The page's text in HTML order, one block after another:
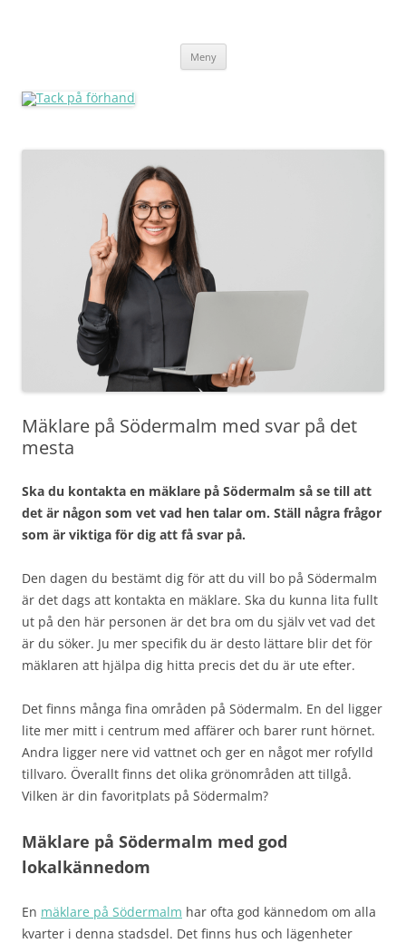
Meny Hoppa
innehåll
Mäklare på Södermalm med svar på det
mesta
Ska du kontakta en mäklare på Södermalm så se till att
det är någon som vet vad hen talar om. Ställ några frågor
som är viktiga för dig att få svar på.
Den dagen du bestämt dig för att du vill bo på Södermalm
är det dags att kontakta en mäklare. Ska du kunna lita fullt
ut på den här personen är det bra om du själv vet vad det
är du söker. Ju mer specifik du är desto lättare blir det för
mäklaren att hjälpa dig hitta precis det du är ute efter.
Det finns många fina områden på Södermalm. En del ligger
lite mer mitt i centrum med affärer och barer runt hörnet.
Andra ligger nere vid vattnet och ger en något mer rofylld
tillvaro. Överallt finns det olika grönområden att tillgå.
Vilken är din favoritplats på Södermalm?
Mäklare på Södermalm med god
lokalkännedom
En mäklare på Södermalm har ofta god kännedom om alla
kvarter i denna stadsdel. Det finns hus och lägenheter